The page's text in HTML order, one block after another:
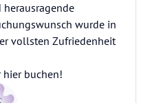
herausragende
wurde in
vollsten Zufriedenheit
hier buchen!